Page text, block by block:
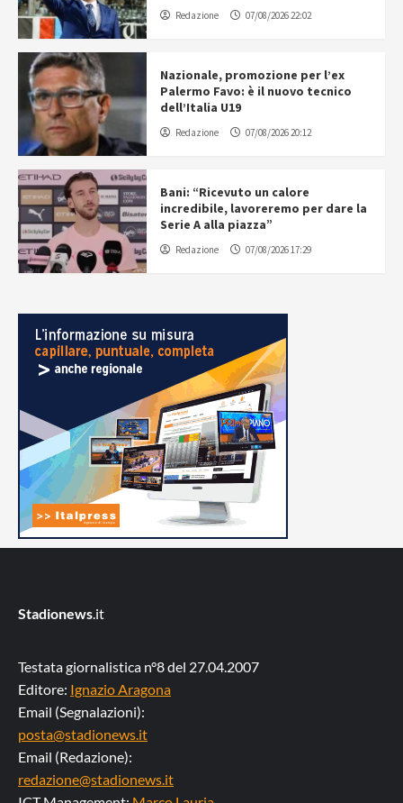
Redazione 07/08/2026 22:02
Nazionale, promozione per l’ex
Palermo Favo: è il nuovo tecnico
dell’Italia U19
Redazione 07/08/2026 20:12
Bani: “Ricevuto un calore
incredibile, lavoreremo per dare la
Serie A alla piazza”
Redazione 07/08/2026 17:29
Stadionews.it
Testata giornalistica n°8 del 27.04.2007
Editore: Ignazio Aragona
Email (Segnalazioni):
posta@stadionews.it
Email (Redazione):
redazione@stadionews.it